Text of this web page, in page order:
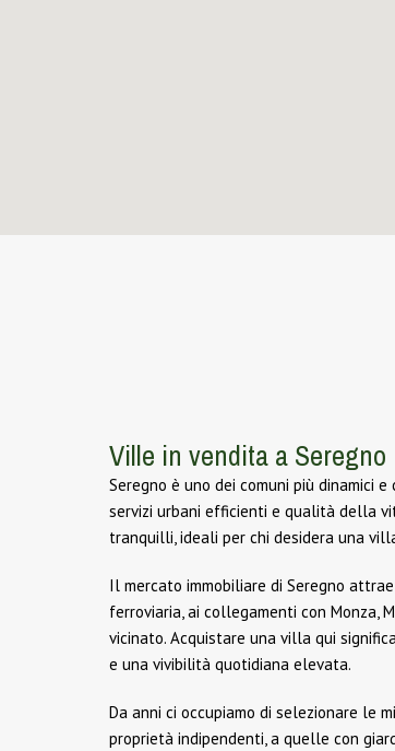
Ville in vendita a Seregno
Seregno è uno dei comuni più dinamici
servizi urbani efficienti e qualità della
tranquilli, ideali per chi desidera una
Il mercato immobiliare di Seregno
ferroviaria, ai collegamenti con Monza,
vicinato. Acquistare una villa qui
e una vivibilità quotidiana elevata.
Da anni ci occupiamo di selezionare le
proprietà indipendenti, a quelle con